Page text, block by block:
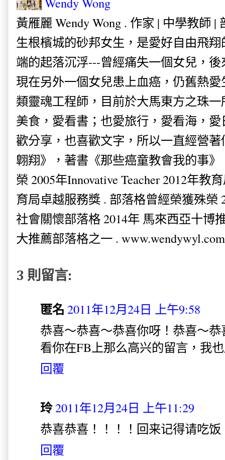
黃雁麗 Wendy Wong . 作家 | 中學教師 |
生根檳城的砂邦女生，是愛好自由飛
端的起落沉浮---曾經痛失一個女兒，
現在另外一個女兒患上血癌，仍舊熱
類靈魂工程師，目前於大馬東方之珠
美食，愛看書；也愛旅行，愛看海，
歡分享，也喜歡文字，所以一直經營
翺翔》，著書《那些癌童教會我的事
榮 2005年Innovative Teacher 2012年教
育局卓越服務獎 . 部落格曾經榮獲殊榮
社會關懷部落格 2014年 馬來西亞十博
大推薦部落格之一 . www.wendywyl.com
3 則留言:
匿名 2011年12月24日 上午9:58
恭喜～恭喜～恭喜你呀！恭喜～
看你在FB上那么高兴的留言，我
回覆
玲2011年12月24日 上午11:29
恭喜恭喜！！！！回来记得请吃
回覆